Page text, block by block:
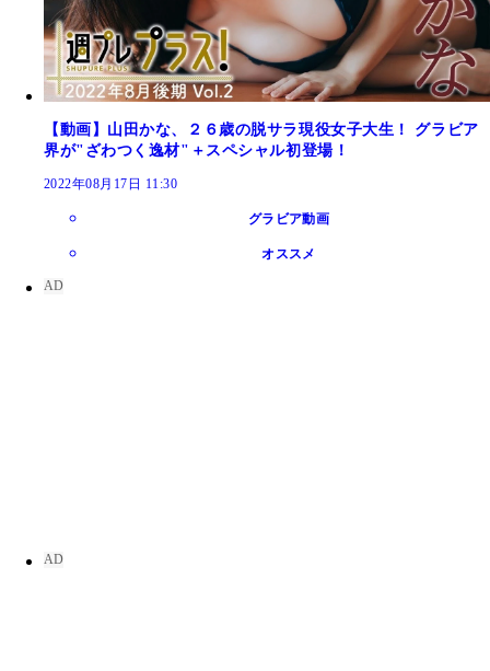
【動画】山田かな、２６歳の脱サラ現役女子大生！ グラビア
界が"ざわつく逸材"＋スペシャル初登場！
2022年08月17日 11:30
グラビア動画
オススメ